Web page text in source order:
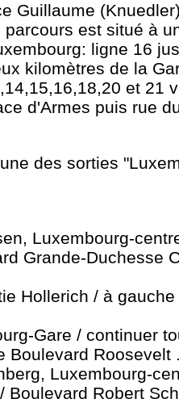
Guillaume
est situé à
ligne 16
kilomètres de la
et 21
d'Armes puis rue
des sorties
Luxembourg-
Grande-Duchesse
Hollerich / à
Gare / continuer
Boulevard Roosevelt
Luxembourg-
Robert